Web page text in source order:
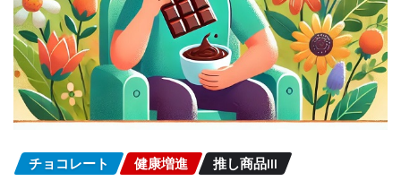
チョコレート 健康増進 推し商品III